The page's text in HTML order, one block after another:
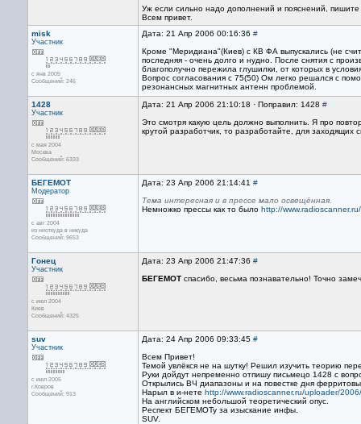
Уж если сильно надо дополнений и пояснений, пишите
Всем привет.
misk
Участник
с янв 2005
Сообщений: 246
Дата: 21 Апр 2006 00:16:36 #
Кроме "Меридиана"(Киев) с КВ ФА выпускались (не
последняя - очень долго и нудно. После снятия с
благополучно пережила глушилки, от которых в
Вопрос согласования с 75(50) Ом легко решался с
резонансных магнитных антенн проблемой.
1428
Участник
с мая 2004
Москва
Сообщений: 6333
Дата: 21 Апр 2006 21:10:18 · Поправил: 1428 #
Это смотря какую цель должно выполнить. Я про
крутой разработчик, то разработайте, для
БЕГЕМОТ
Модератор
с авг 2004
из ниоткуда в никуда
Сообщений: 9653
Дата: 23 Апр 2006 21:14:41 #
Тема интересная и в прессе мало освещённая.
Немножко прессы как то было http://
Гонец
Участник
с июл 2004
Киев
Сообщений: 4325
Дата: 23 Апр 2006 21:47:36 #
БЕГЕМОТ спасибо, весьма познавательно! Точно
suv
Участник
с июл 2005
г.Ковров
Сообщений: 913
Дата: 24 Апр 2006 09:33:45 #
Всем Привет!
Темой увлёкся не на шутку! Решил изучить теорию
Руки дойдут непременно отпишу письмецо 1428 с
Открылись ВЧ диапазоны и на повестке дня
Нарыл в и-нете http://www.radioscanner.ru/uploader/
На английском небольшой теоретический опус.
Респект БЕГЕМОТу за изыскание инфы.
SUV.